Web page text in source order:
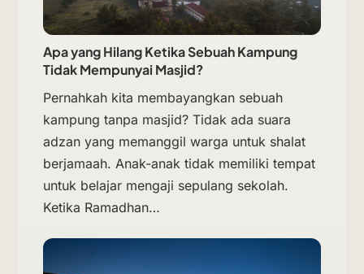
Apa yang Hilang Ketika Sebuah Kampung
Tidak Mempunyai Masjid?
Pernahkah kita membayangkan sebuah
kampung tanpa masjid? Tidak ada suara
adzan yang memanggil warga untuk shalat
berjamaah. Anak-anak tidak memiliki tempat
untuk belajar mengaji sepulang sekolah.
Ketika Ramadhan…